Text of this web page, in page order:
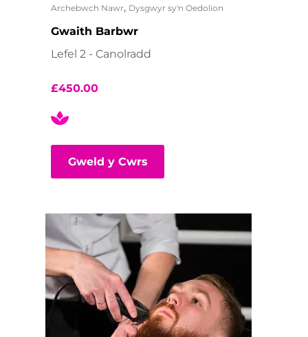
Archebwch Nawr, Dysgwyr sy'n Oedolion
Gwaith Barbwr
Lefel 2 - Canolradd
£450.00
Gweld y Cwrs